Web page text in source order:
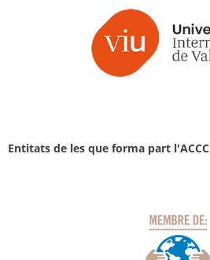
Entitats de les que forma part l'ACCC